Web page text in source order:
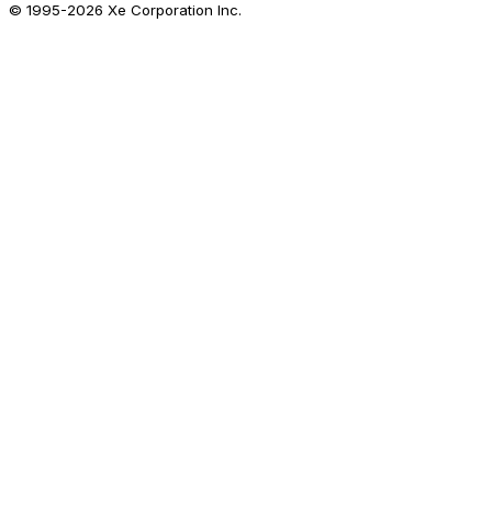
© 1995-2026 Xe Corporation Inc.